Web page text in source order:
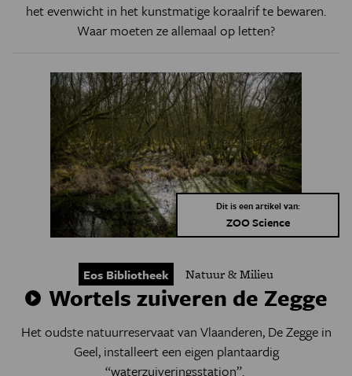
het evenwicht in het kunstmatige koraalrif te bewaren.
Waar moeten ze allemaal op letten?
Dit is een artikel van:
ZOO Science
Eos Bibliotheek Natuur & Milieu
Wortels zuiveren de Zegge
Het oudste natuurreservaat van Vlaanderen, De Zegge in
Geel, installeert een eigen plantaardig
“waterzuiveringsstation”.